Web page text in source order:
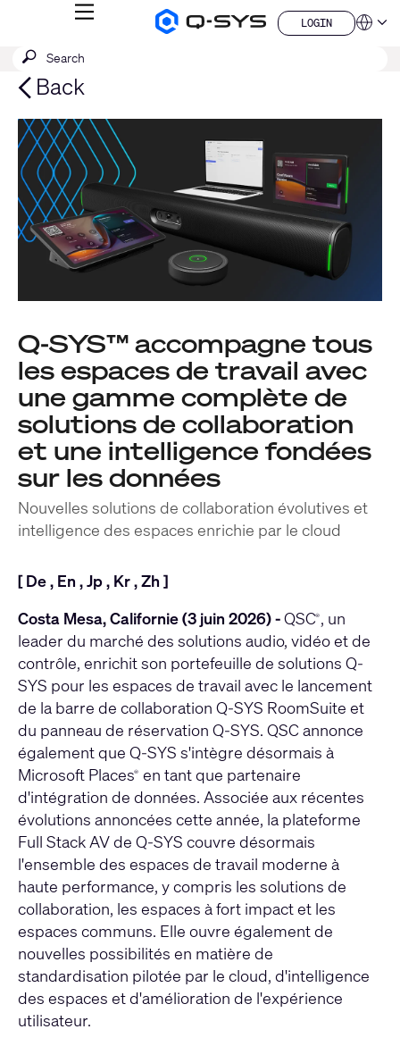
Q-
MENU
LOGIN
LOGIN
QSYS.com (English)
India (English)
Deutsch
Español
Français
日本語
한국어
China (中文)
Submit
SEARCH
Back
Q‑SYS™ accompagne tous
les espaces de travail avec
une gamme complète de
solutions de collaboration
et une intelligence fondées
sur les données
Nouvelles solutions de collaboration évolutives et
intelligence des espaces enrichie par le cloud
[De, En ,Jp, Kr,Zh ]
Costa Mesa, Californie (3 juin 2026) -QSC®, un
leader du marché des solutions audio, vidéo et de
contrôle, enrichit son portefeuille de solutions Q-
SYS pour les espaces de travail avec le lancement
de la barre de collaboration Q‑SYS RoomSuite et
du panneau de réservation Q‑SYS. QSC annonce
également que Q‑SYS s'intègre désormais à
Microsoft Places® en tant que partenaire
d'intégration de données. Associée aux récentes
évolutions annoncées cette année, la plateforme
Full Stack AV de Q-SYS couvre désormais
l'ensemble des espaces de travail moderne à
haute performance, y compris les solutions de
collaboration, les espaces à fort impact et les
espaces communs. Elle ouvre également de
nouvelles possibilités en matière de
standardisation pilotée par le cloud, d'intelligence
des espaces et d'amélioration de l'expérience
utilisateur.